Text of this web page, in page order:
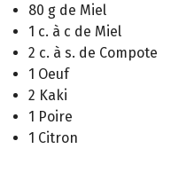
80 g de Miel
1 c. à c de Miel
2 c. à s. de Compote
1 Oeuf
2 Kaki
1 Poire
1 Citron